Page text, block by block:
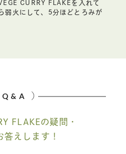
CURRY FLAKEを入れて
弱火にして、5分ほどとろみが
Q & A
FLAKEの疑問・
答えします！